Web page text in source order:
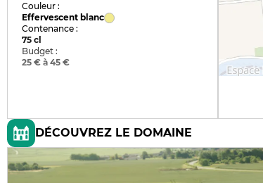
Couleur :
Effervescent blanc
Contenance :
75 cl
Budget :
25 € à 45 €
DÉCOUVREZ LE DOMAINE